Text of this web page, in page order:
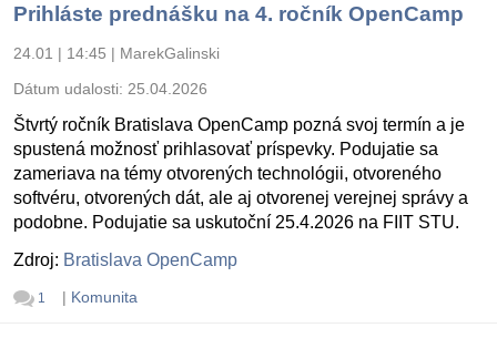
Prihláste prednášku na 4. ročník OpenCamp
24.01 | 14:45 | MarekGalinski
Dátum udalosti: 25.04.2026
Štvrtý ročník Bratislava OpenCamp pozná svoj termín a je
spustená možnosť prihlasovať príspevky. Podujatie sa
zameriava na témy otvorených technológii, otvoreného
softvéru, otvorených dát, ale aj otvorenej verejnej správy a
podobne. Podujatie sa uskutoční 25.4.2026 na FIIT STU.
Zdroj: Bratislava OpenCamp
1 | Komunita